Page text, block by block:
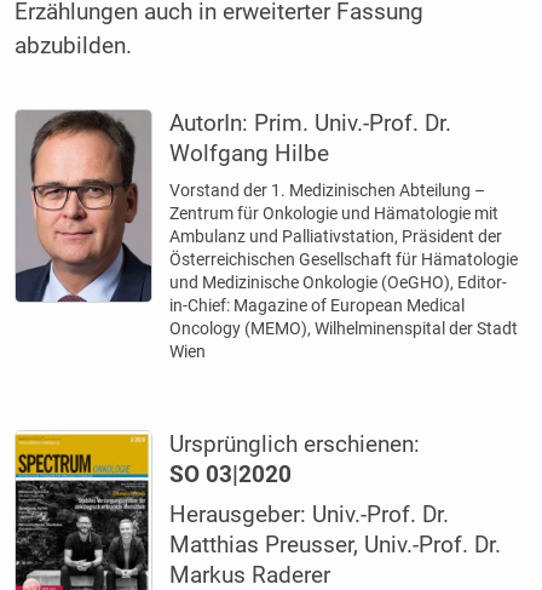
Erzählungen auch in erweiterter Fassung
abzubilden.
AutorIn: Prim. Univ.-Prof. Dr.
Wolfgang Hilbe
Vorstand der 1. Medizinischen Abteilung –
Zentrum für Onkologie und Hämatologie mit
Ambulanz und Palliativstation, Präsident der
Österreichischen Gesellschaft für Hämatologie
und Medizinische Onko­logie (OeGHO), Editor-
in-Chief: Magazine of European Medical
Oncology (MEMO), Wilhelminenspital der Stadt
Wien
Ursprünglich erschienen:
SO 03|2020
Herausgeber: Univ.-Prof. Dr.
Matthias Preusser, Univ.-Prof. Dr.
Markus Raderer